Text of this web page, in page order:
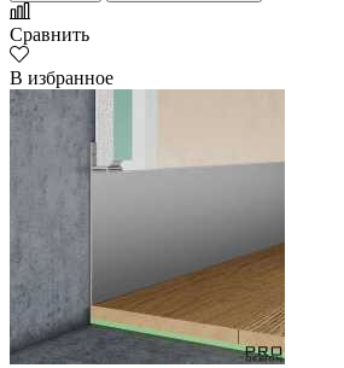
Сравнить
В избранное